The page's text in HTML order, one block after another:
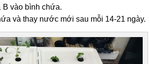
B vào bình chứa.
và thay nước mới sau mỗi 14-21 ngày.